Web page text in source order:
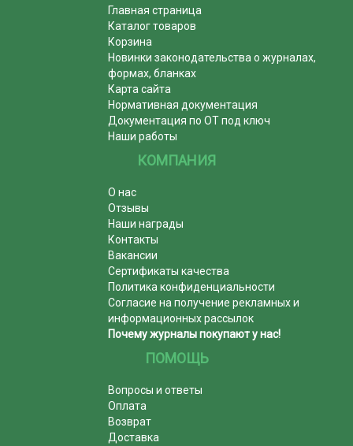
Главная страница
Каталог товаров
Корзина
Новинки законодательства о журналах,
формах, бланках
Карта сайта
Нормативная документация
Документация по ОТ под ключ
Наши работы
КОМПАНИЯ
О нас
Отзывы
Наши награды
Контакты
Вакансии
Сертификаты качества
Политика конфиденциальности
Согласие на получение рекламных и
информационных рассылок
Почему журналы покупают у нас!
ПОМОЩЬ
Вопросы и ответы
Оплата
Возврат
Доставка